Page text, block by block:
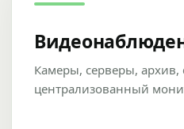
Камеры, серверы, архив,
централизованный